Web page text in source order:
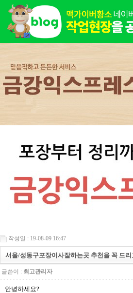
작성일 : 19-08-09 16:47
서울/성동구포장이사잘하는곳 추천을 꼭 드
글쓴이 : 최고관리자
안녕하세요?